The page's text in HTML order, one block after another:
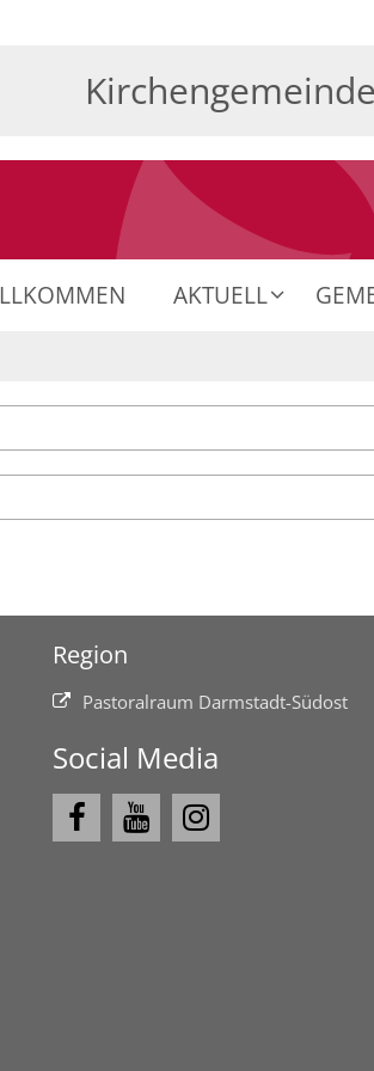
AKTUELL
Region
Pastoralraum Darmstadt-Südost
Social Media